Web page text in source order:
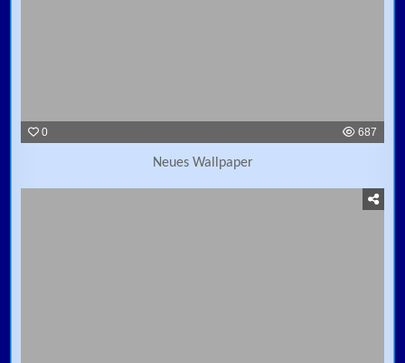
0 687
Neues Wallpaper